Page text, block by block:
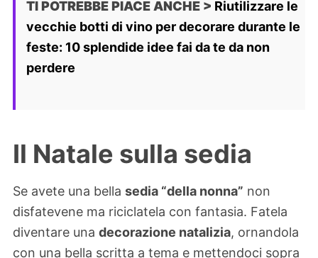
TI POTREBBE PIACE ANCHE > Riutilizzare le
vecchie botti di vino per decorare durante le
feste: 10 splendide idee fai da te da non
perdere
Il Natale sulla sedia
Se avete una bella sedia “della nonna” non
disfatevene ma riciclatela con fantasia. Fatela
diventare una decorazione natalizia, ornandola
con una bella scritta a tema e mettendoci sopra